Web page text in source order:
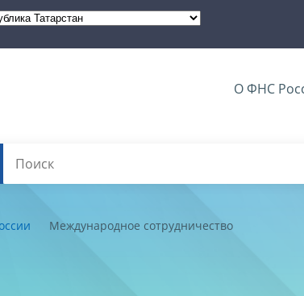
О ФНС
Международное сотрудничество